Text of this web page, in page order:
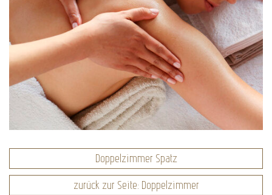
Doppelzimmer Spatz
zurück zur Seite: Doppelzimmer